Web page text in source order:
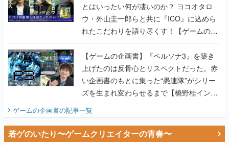
とはいったい何が凄いのか？ ヨコオタロ
ウ・外山圭一郎らと共に『ICO』に込めら
れたこだわりを語り尽くす！【ゲームの企
画書】
【ゲームの企画書】『ペルソナ3』を築き
上げたのは反骨心とリスペクトだった。赤
い企画書のもとに集った“愚連隊”がシリー
ズを生まれ変わらせるまで【橋野桂インタ
ビュー】
ゲームの企画書の記事一覧
若ゲのいたり〜ゲームクリエイターの青春〜